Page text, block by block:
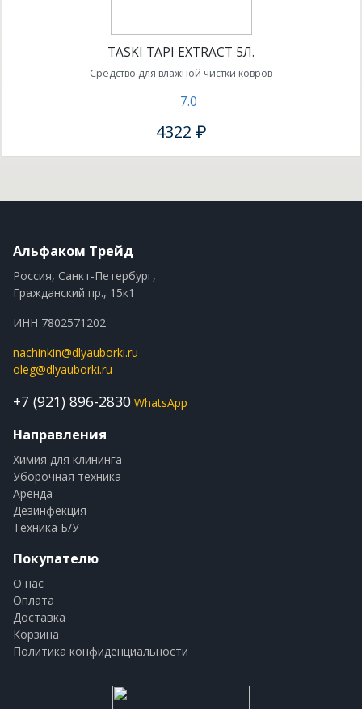
TASKI TAPI EXTRACT 5Л.
Средство для влажной чистки ковров
7.0
4322 ₽
Альфаком Трейд
Россия, Санкт-Петербург,
Гражданский пр., 15к1
ИНН 7802571202
nachinkin@dlyauborki.ru
oleg@dlyauborki.ru
+7 (921) 896-2830 WhatsApp
Направления
Химия для клининга
Уборочная техника
Аренда
Дезинфекция
Техника Б/У
Покупателю
О нас
Оплата
Доставка
Корзина
Политика конфиденциальности